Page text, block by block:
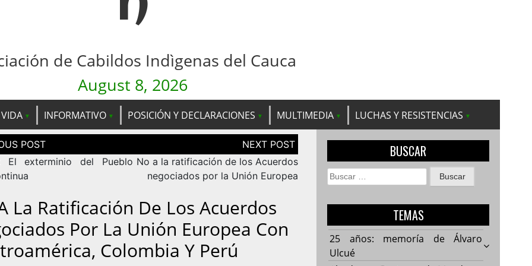
de Cabildos Indìgenas del Cauca
August 8, 2026
INFORMATIVO POSICIÓN Y DECLARACIONES MULTIMEDIA LUCHAS Y RESISTENCIAS
El exterminio del Pueblo No a la ratificación de los Acuerdos
negociados por la Unión Europea
La Ratificación De Los Acuerdos
Por La Unión Europea Con
Colombia Y Perú
BUSCAR
Buscar:
TEMAS
25 años: memoría de Álvaro
Ulcué